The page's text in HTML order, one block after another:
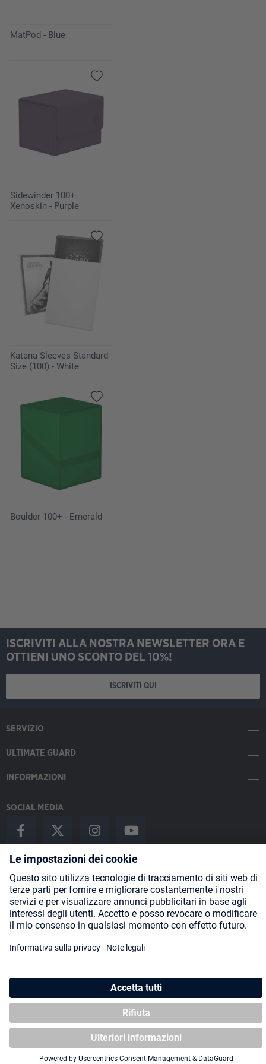
MatPod - Blue
Sidewinder 100+
Xenoskin - Purple
Katana Sleeves Standard
Size (100) - White
Boulder 100+ - Emerald
ISCRIVITI ALLA NOSTRA NEWSLETTER ORA E
OTTIENI UNO SCONTO DEL 10%!
ISCRIVITI QUI
SERVIZIO
ULTIMATE GUARD
INFORMAZIONI
SOCIAL MEDIA
Payment Methods
Shipping
* Tutti i prezzi includono l'IVA piùspese di spedizioneed eventuali
spese di spedizione, se non diversamente indicato.